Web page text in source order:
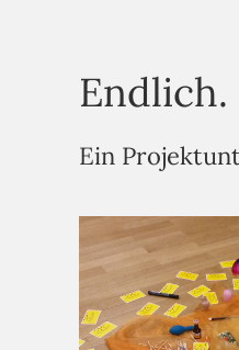
Ein